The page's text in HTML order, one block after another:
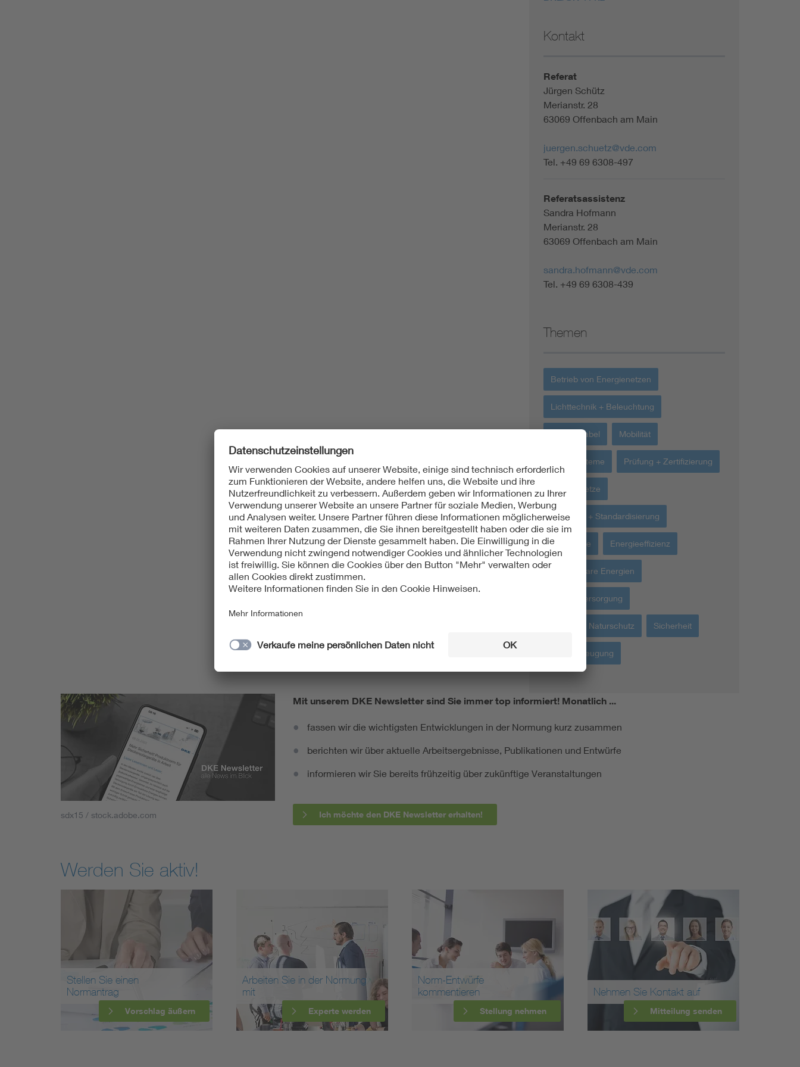
Kontakt
Referat
Jürgen Schütz
Merianstr. 28
63069 Offenbach am Main
juergen.schuetz@vde.com
Tel. +49 69 6308-497
Referatsassistenz
Sandra Hofmann
Merianstr. 28
63069 Offenbach am Main
sandra.hofmann@vde.com
Tel. +49 69 6308-439
Themen
Betrieb von Energienetzen
Lichttechnik + Beleuchtung
Energiekabel Mobilität
Isoliersysteme Prüfung + Zertifizierung
Energienetze
Normung + Standardisierung
Werkstoffe Energieeffizienz
Erneuerbare Energien
Energieversorgung
Umwelt + Naturschutz Sicherheit
Stromerzeugung
sdx15 / stock.adobe.com
Mit unserem DKE Newsletter sind Sie immer top informiert! Monatlich ...
fassen wir die wichtigsten Entwicklungen in der Normung kurz zusammen
berichten wir über aktuelle Arbeitsergebnisse, Publikationen und Entwürfe
informieren wir Sie bereits frühzeitig über zukünftige Veranstaltungen
Ich möchte den DKE Newsletter erhalten!
Werden Sie aktiv!
Stellen Sie einen
Normantrag
Vorschlag äußern
Arbeiten Sie in der Normung
mit
Experte werden
Norm-Entwürfe
kommentieren
Stellung nehmen
Nehmen Sie Kontakt auf
Mitteilung senden